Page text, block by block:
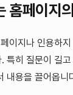
홈페이지
이지나 인용하
특히 질문이 길
내용을 끌어옵